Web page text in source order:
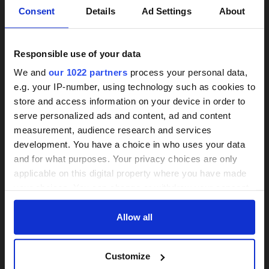
Consent Details Ad Settings About
Responsible use of your data
We and our 1022 partners process your personal data,
e.g. your IP-number, using technology such as cookies to
store and access information on your device in order to
serve personalized ads and content, ad and content
measurement, audience research and services
development. You have a choice in who uses your data
and for what purposes. Your privacy choices are only
applicable on this digital property where you have made
any time from the Cookie Declaration or by clicking on
Collect information about your geographical
Allow all
Customize
Treppenlifte unverbindlich
vergleichen
Wir informieren zu Arten und Preisen
Mit einer Anfrage bis zu 3 Angebote
vergleichen
Bis zu 30 % sparen und 4.000 €
Zuschuss sichern
VERGLEICHEN
24h-Betreuungskraft
gesucht?
Über 800 Anbieter
JETZT VERGLEICHEN